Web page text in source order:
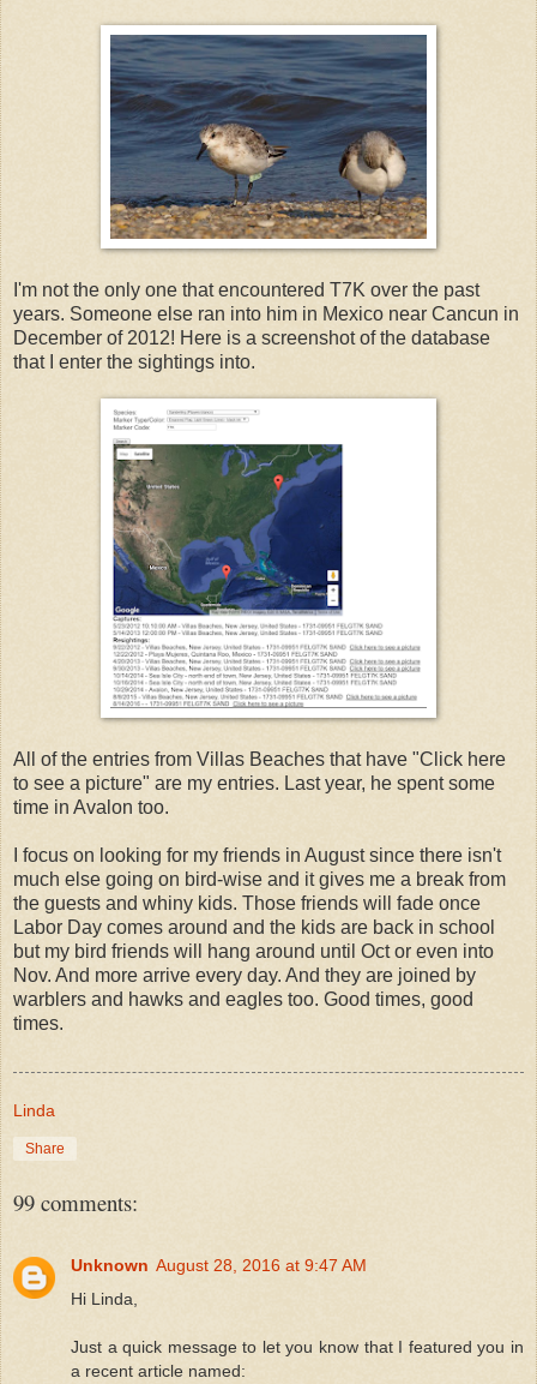
I'm not the only one that encountered T7K over the past
years. Someone else ran into him in Mexico near Cancun in
December of 2012! Here is a screenshot of the database
that I enter the sightings into.
All of the entries from Villas Beaches that have "Click here
to see a picture" are my entries. Last year, he spent some
time in Avalon too.
I focus on looking for my friends in August since there isn't
much else going on bird-wise and it gives me a break from
the guests and whiny kids. Those friends will fade once
Labor Day comes around and the kids are back in school
but my bird friends will hang around until Oct or even into
Nov. And more arrive every day. And they are joined by
warblers and hawks and eagles too. Good times, good
times.
Linda
Share
99 comments:
Unknown August 28, 2016 at 9:47 AM
Hi Linda,
Just a quick message to let you know that I featured you in
a recent article named: